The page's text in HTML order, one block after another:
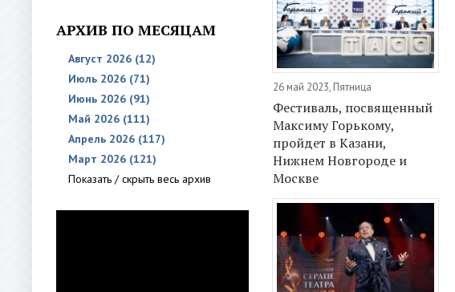
АРХИВ ПО МЕСЯЦАМ
Август 2026 (12)
Июль 2026 (71)
Июнь 2026 (91)
Май 2026 (111)
Апрель 2026 (117)
Март 2026 (121)
Показать / скрыть весь архив
26 май 2023, Пятница
Фестиваль, посвященный
Максиму Горькому,
пройдет в Казани,
Нижнем Новгороде и
Москве